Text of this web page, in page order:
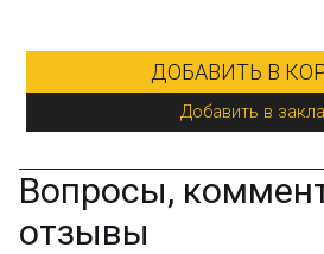
ДОБАВИТЬ В
Добавить в
Вопросы,
отзывы